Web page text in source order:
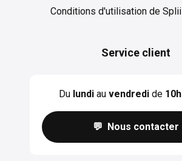
Cookies
Conditions d'utilisation de
Service client
Du lundiau vendredide 10h
💬 Nous contacter